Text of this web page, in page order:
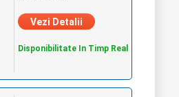
Vezi Detalii
Disponibilitate In Timp Real